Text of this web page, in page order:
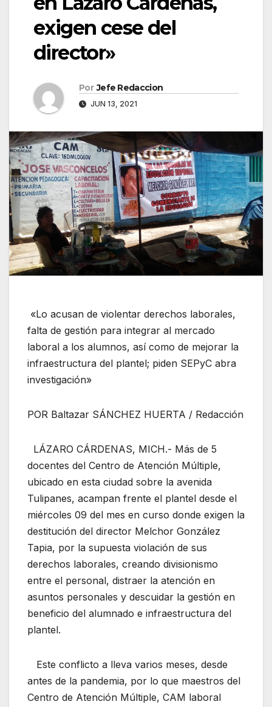
exigen cese del
director»
Por Jefe Redaccion
JUN 13, 2021
«Lo acusan de violentar derechos laborales,
falta de gestión para integrar al mercado
laboral a los alumnos, así como de mejorar la
infraestructura del plantel; piden SEPyC abra
investigación»
POR Baltazar SÁNCHEZ HUERTA / Redacción
LÁZARO CÁRDENAS, MICH.- Más de 5
docentes del Centro de Atención Múltiple,
ubicado en esta ciudad sobre la avenida
Tulipanes, acampan frente el plantel desde el
miércoles 09 del mes en curso donde exigen la
destitución del director Melchor González
Tapia, por la supuesta violación de sus
derechos laborales, creando divisionismo
entre el personal, distraer la atención en
asuntos personales y descuidar la gestión en
beneficio del alumnado e infraestructura del
plantel.
Este conflicto a lleva varios meses, desde
antes de la pandemia, por lo que maestros del
Centro de Atención Múltiple, CAM laboral